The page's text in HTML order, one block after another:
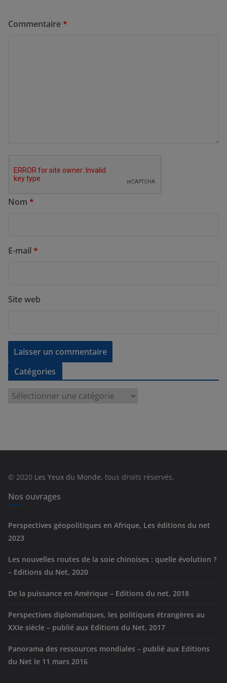
Commentaire*
Nom *
E-mail *
Site web
Catégories
e
© 2020 Les Yeux du Monde, tous droits réservés.
Nos ouvrages
Perspectives géopolitiques en Afrique, Les éditions du net
2023
Les nouvelles routes de la soie chinoises : quelle évolution ?
– Editions du Net, 2020
De la puissance en Amérique – Editions du net, 2018
Perspectives diplomatiques, les politiques étrangères au
XXIe siècle – publié aux Editions du Net, 2017
Panorama des ressources mondiales – publié aux Editions
du Net le 11 mars 2016